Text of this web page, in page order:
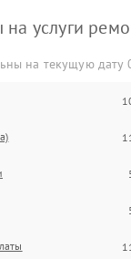
услуги
на текущую дату